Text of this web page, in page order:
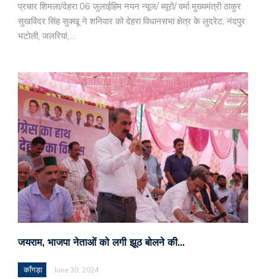
प्रचार शिमला/देहरा 06 जुलाईहिम नयन न्यूज/ ब्यूरो/ वर्मा मुख्यमंत्री ठाकुर
सुखविंदर सिंह सुक्खू ने शनिवार को देहरा विधानसभा क्षेत्र के लुदरेट, नंदपुर
भटोली, जलरियां,…
जयराम, भाजपा नेताओं को लगी झूठ बोलने की…
काँगड़ा June 30, 2024